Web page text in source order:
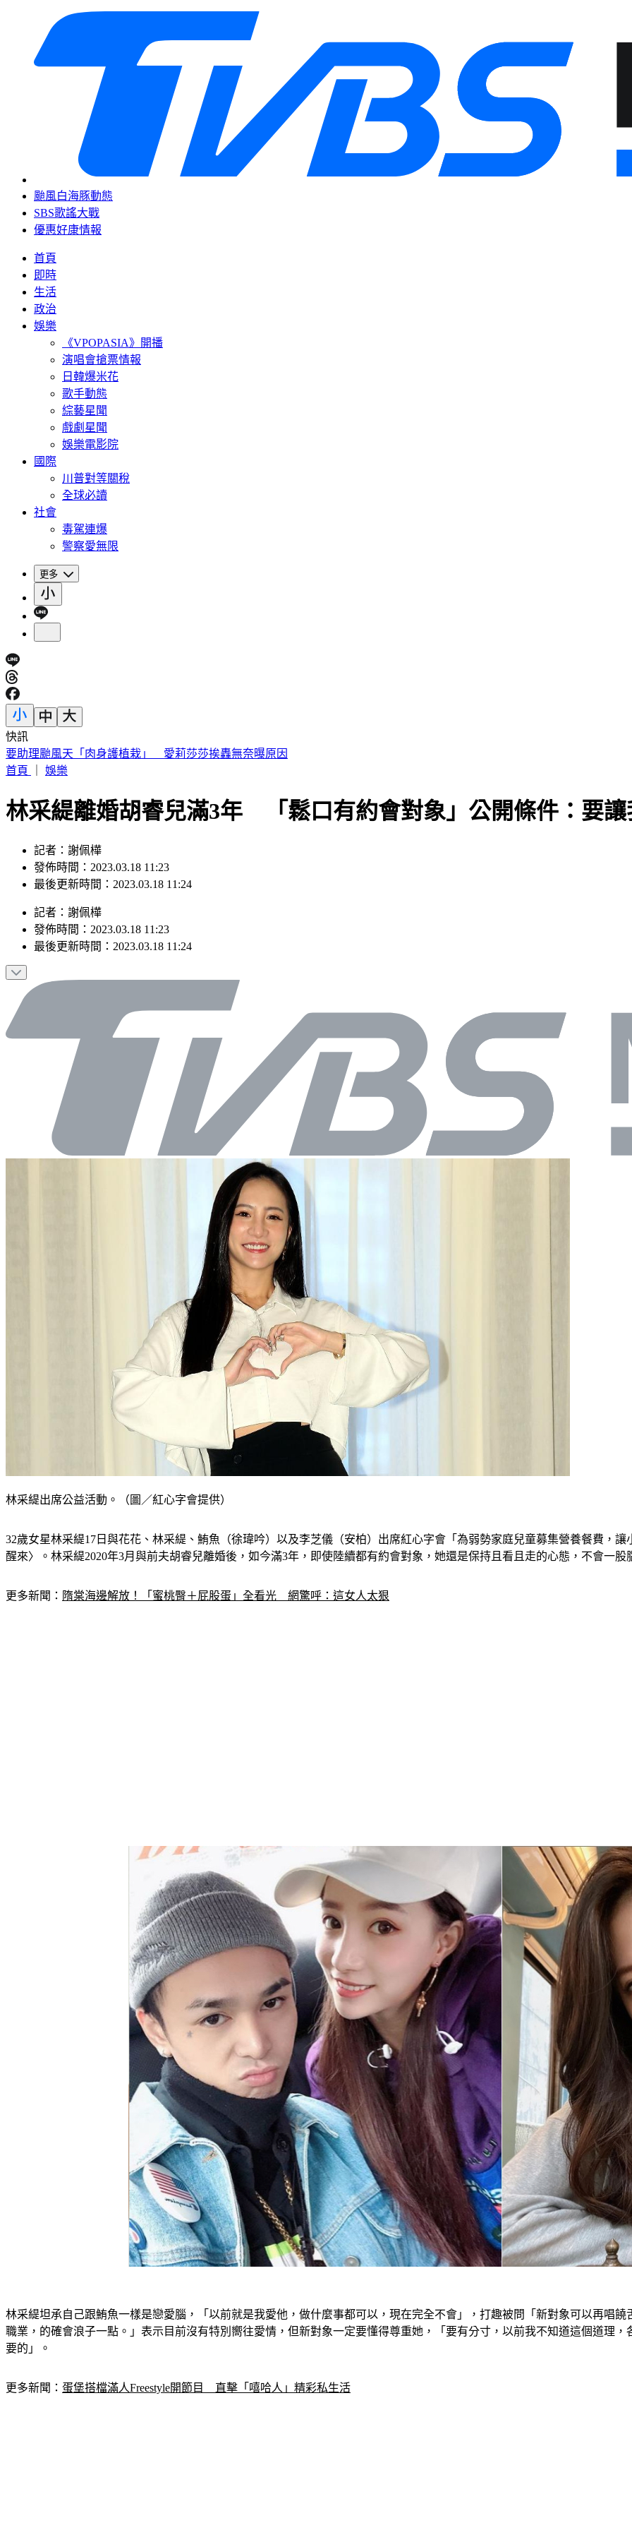
颱風白海豚動態
SBS歌謠大戰
優惠好康情報
首頁
即時
生活
政治
娛樂
《VPOPASIA》開播
演唱會搶票情報
日韓爆米花
歌手動態
綜藝星聞
戲劇星聞
娛樂電影院
國際
川普對等關稅
全球必讀
社會
毒駕連爆
警察愛無限
更多
快訊
桃園明天5區近10萬戶斷水11小時 影響範圍一次看
首頁
娛樂
林采緹離婚胡睿兒滿3年 「鬆口有約會對象」公開條件：要讓
記者：謝佩樺
發佈時間：2023.03.18 11:23
最後更新時間：2023.03.18 11:24
記者 ： 謝佩樺
發佈時間： 2023.03.18 11:23
最後更新時間： 2023.03.18 11:24
林采緹出席公益活動。（圖／紅心字會提供）
32歲女星林采緹17日與花花、林采緹、鮪魚（徐瑋吟）以及李芝儀（安柏）出席紅心字會「為弱勢家庭兒童募集營養餐費，
醒來〉。林采緹2020年3月與前夫胡睿兒離婚後，如今滿3年，即使陸續都有約會對象，她還是保持且看且走的心態，不會一股
更多新聞： 隋棠海邊解放！「蜜桃臀＋屁股蛋」全看光　網驚呼：這女人太狠
林采緹坦承自己跟鮪魚一樣是戀愛腦，「以前就是我愛他，做什麼事都可以，現在完全不會」，打趣被問「新對象可以再唱
職業，的確會浪子一點。」表示目前沒有特別嚮往愛情，但新對象一定要懂得尊重她，「要有分寸，以前我不知道這個道理
要的」。
更多新聞： 蛋堡搭檔滿人Freestyle開節目　直擊「嘻哈人」精彩私生活